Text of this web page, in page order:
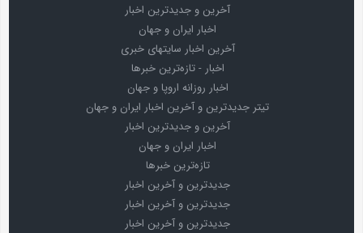
آخرین و جدیدترین اخبار
اخبار ایران و جهان
آخرین اخبار سایتهای خبری
اخبار - تازه‌ترین خبرها
اخبار روزانه اروپا و جهان
تیتر جدیدترین و آخرین اخبار ایران و جهان
آخرین و جدیدترین اخبار
اخبار ایران و جهان
تازه‌ترین خبرها
جدیدترین و آخرین اخبار
جدیدترین و آخرین اخبار
جدیدترین و آخرین اخبار